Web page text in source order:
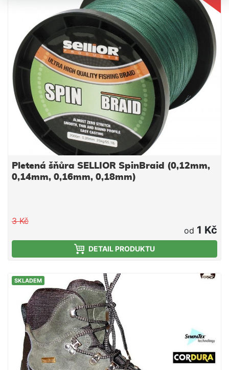
Pletená šňůra SELLIOR SpinBraid (0,12mm,
0,14mm, 0,16mm, 0,18mm)
3 Kč
od 1 Kč
DETAIL PRODUKTU
SKLADEM